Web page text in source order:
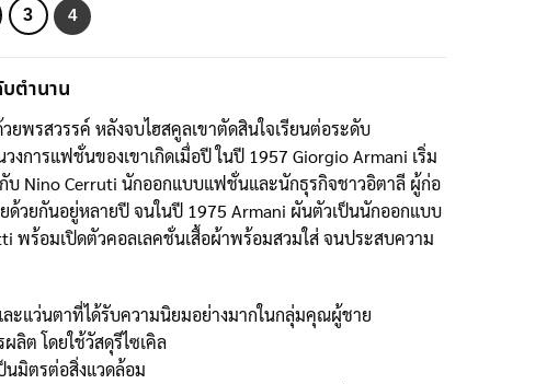
3 4
ตำนาน
ยพรสวรรค์ หลังจบไฮสคูลเขาตัดสินใจเรียนต่อระดับ
การแฟชั่นของเขาเกิดเมื่อปี ในปี 1957 Giorgio Armani เริ่ม
บ Nino Cerruti นักออกแบบแฟชั่นและนักธุรกิจชาวอิตาลี ผู้ก่อ
วยกันอยู่หลายปี จนในปี 1975 Armani ผันตัวเป็นนักออกแบบ
พร้อมเปิดตัวคอลเลคชั่นเสื้อผ้าพร้อมสวมใส่ จนประสบความ
ะแว่นตาที่ได้รับความนิยมอย่างมากในกลุ่มคุณผู้ชาย
ลิต โดยใช้วัสดุรีไซเคิล
นมิตรต่อสิ่งแวดล้อม